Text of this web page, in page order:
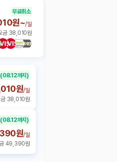
무료취소
원~/일
금 38,010원
(08.12까지)
원/일
금 38,010원
(08.12까지)
원/일
49,390원